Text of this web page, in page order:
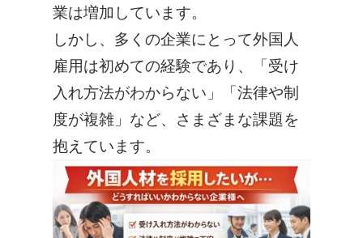
業は増加しています。
しかし、多くの企業にとって外国人
雇用は初めての経験であり、「受け
入れ方法がわからない」「法律や制
度が複雑」など、さまざまな課題を
抱えています。